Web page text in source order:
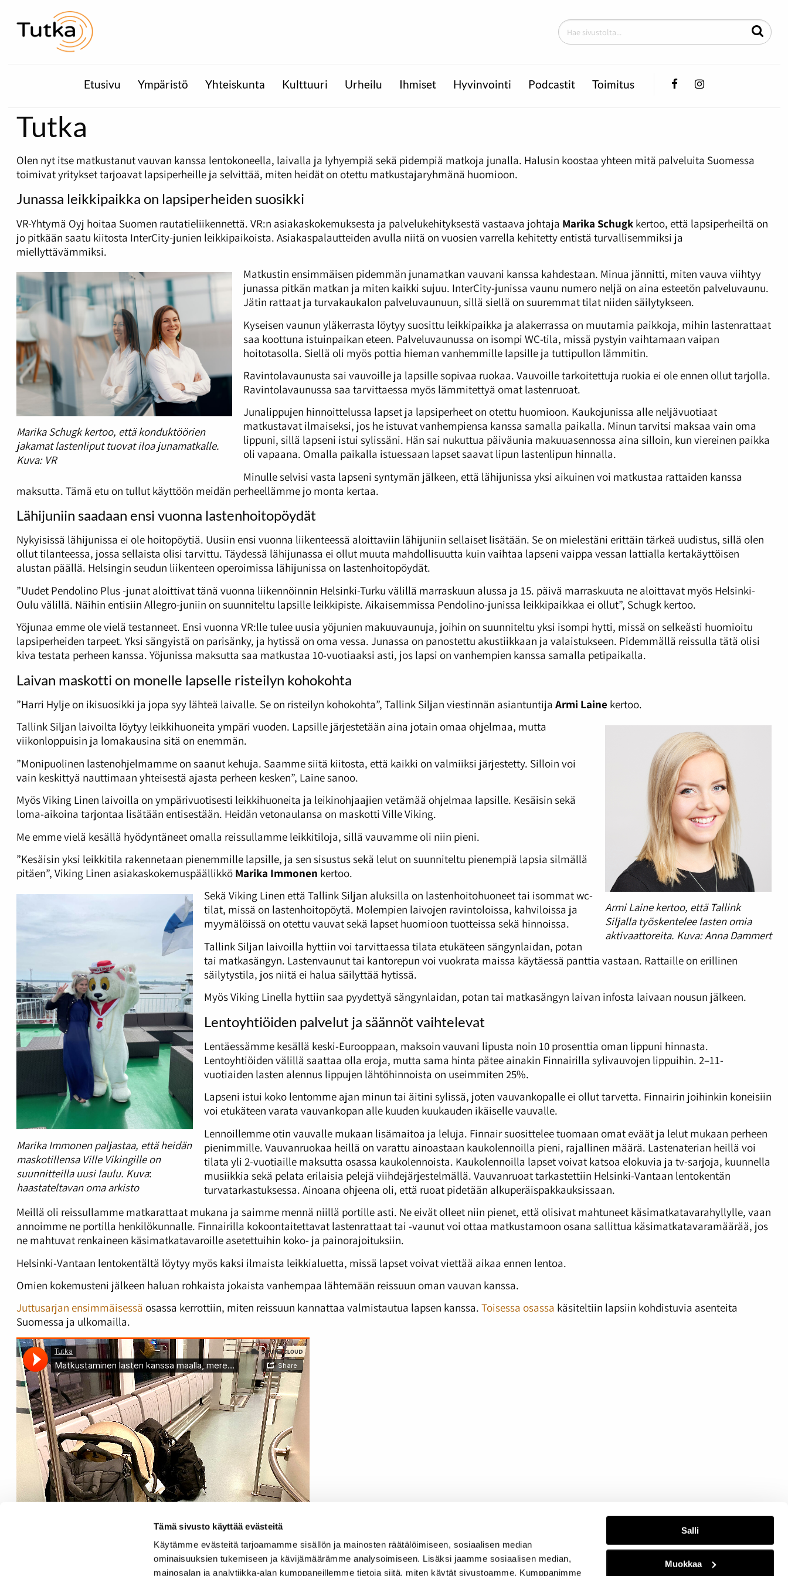
Tämä sivusto käyttää evästeitä
Käytämme evästeitä tarjoamamme sisällön ja mainosten räätälöimiseen, sosiaalisen median
ominaisuuksien tukemiseen ja kävijämäärämme analysoimiseen. Lisäksi jaamme sosiaalisen median,
mainosalan ja analytiikka-alan kumppaneillemme tietoja siitä, miten käytät sivustoamme. Kumppanimme
Salli
Muokkaa
Etusivu Ympäristö Yhteiskunta Kulttuuri Urheilu Ihmiset Hyvinvointi Podcastit Toimitus FacebookInstagram
Tutka
Olen nyt itse matkustanut vauvan kanssa lentokoneella, laivalla ja lyhyempiä sekä pidempiä matkoja junalla. Halusin koostaa yhteen mitä palveluita Suomessa
toimivat yritykset tarjoavat lapsiperheille ja selvittää, miten heidät on otettu matkustajaryhmänä huomioon.
Junassa leikkipaikka on lapsiperheiden suosikki
VR-Yhtymä Oyj hoitaa Suomen rautatieliikennettä. VR:n asiakaskokemuksesta ja palvelukehityksestä vastaava johtaja Marika Schugkkertoo, että lapsiperheiltä on
jo pitkään saatu kiitosta InterCity-junien leikkipaikoista. Asiakaspalautteiden avulla niitä on vuosien varrella kehitetty entistä turvallisemmiksi ja
miellyttävämmiksi.
Marika Schugk kertoo, että konduktöörien
jakamat lastenliput tuovat iloa junamatkalle.
Kuva: VR
Matkustin ensimmäisen pidemmän junamatkan vauvani kanssa kahdestaan. Minua jännitti, miten vauva viihtyy
junassa pitkän matkan ja miten kaikki sujuu. InterCity-junissa vaunu numero neljä on aina esteetön palveluvaunu.
Jätin rattaat ja turvakaukalon palveluvaunuun, sillä siellä on suuremmat tilat niiden säilytykseen.
Kyseisen vaunun yläkerrasta löytyy suosittu leikkipaikka ja alakerrassa on muutamia paikkoja, mihin lastenrattaat
saa koottuna istuinpaikan eteen. Palveluvaunussa on isompi WC-tila, missä pystyin vaihtamaan vaipan
hoitotasolla. Siellä oli myös pottia hieman vanhemmille lapsille ja tuttipullon lämmitin.
Ravintolavaunusta sai vauvoille ja lapsille sopivaa ruokaa. Vauvoille tarkoitettuja ruokia ei ole ennen ollut tarjolla.
Ravintolavaunussa saa tarvittaessa myös lämmitettyä omat lastenruoat.
Junalippujen hinnoittelussa lapset ja lapsiperheet on otettu huomioon. Kaukojunissa alle neljävuotiaat
matkustavat ilmaiseksi, jos he istuvat vanhempiensa kanssa samalla paikalla. Minun tarvitsi maksaa vain oma
lippuni, sillä lapseni istui sylissäni. Hän sai nukuttua päiväunia makuuasennossa aina silloin, kun viereinen paikka
oli vapaana. Omalla paikalla istuessaan lapset saavat lipun lastenlipun hinnalla.
Minulle selvisi vasta lapseni syntymän jälkeen, että lähijunissa yksi aikuinen voi matkustaa rattaiden kanssa
maksutta. Tämä etu on tullut käyttöön meidän perheellämme jo monta kertaa.
Lähijuniin saadaan ensi vuonna lastenhoitopöydät
Nykyisissä lähijunissa ei ole hoitopöytiä. Uusiin ensi vuonna liikenteessä aloittaviin lähijuniin sellaiset lisätään. Se on mielestäni erittäin tärkeä uudistus, sillä olen
ollut tilanteessa, jossa sellaista olisi tarvittu. Täydessä lähijunassa ei ollut muuta mahdollisuutta kuin vaihtaa lapseni vaippa vessan lattialla kertakäyttöisen
alustan päällä. Helsingin seudun liikenteen operoimissa lähijunissa on lastenhoitopöydät.
”Uudet Pendolino Plus -junat aloittivat tänä vuonna liikennöinnin Helsinki-Turku välillä marraskuun alussa ja 15. päivä marraskuuta ne aloittavat myös Helsinki-
Oulu välillä. Näihin entisiin Allegro-juniin on suunniteltu lapsille leikkipiste. Aikaisemmissa Pendolino-junissa leikkipaikkaa ei ollut”, Schugk kertoo.
Yöjunaa emme ole vielä testanneet. Ensi vuonna VR:lle tulee uusia yöjunien makuuvaunuja, joihin on suunniteltu yksi isompi hytti, missä on selkeästi huomioitu
lapsiperheiden tarpeet. Yksi sängyistä on parisänky, ja hytissä on oma vessa. Junassa on panostettu akustiikkaan ja valaistukseen. Pidemmällä reissulla tätä olisi
kiva testata perheen kanssa. Yöjunissa maksutta saa matkustaa 10-vuotiaaksi asti, jos lapsi on vanhempien kanssa samalla petipaikalla.
Laivan maskotti on monelle lapselle risteilyn kohokohta
”Harri Hylje on ikisuosikki ja jopa syy lähteä laivalle. Se on risteilyn kohokohta”, Tallink Siljan viestinnän asiantuntija Armi Laine kertoo.
Armi Laine kertoo, että Tallink
Siljalla työskentelee lasten omia
aktivaattoreita. Kuva: Anna Dammert
Tallink Siljan laivoilta löytyy leikkihuoneita ympäri vuoden. Lapsille järjestetään aina jotain omaa ohjelmaa, mutta
viikonloppuisin ja lomakausina sitä on enemmän.
”Monipuolinen lastenohjelmamme on saanut kehuja. Saamme siitä kiitosta, että kaikki on valmiiksi järjestetty. Silloin voi
vain keskittyä nauttimaan yhteisestä ajasta perheen kesken”, Laine sanoo.
Myös Viking Linen laivoilla on ympärivuotisesti leikkihuoneita ja leikinohjaajien vetämää ohjelmaa lapsille. Kesäisin sekä
loma-aikoina tarjontaa lisätään entisestään. Heidän vetonaulansa on maskotti Ville Viking.
Me emme vielä kesällä hyödyntäneet omalla reissullamme leikkitiloja, sillä vauvamme oli niin pieni.
”Kesäisin yksi leikkitila rakennetaan pienemmille lapsille, ja sen sisustus sekä lelut on suunniteltu pienempiä lapsia silmällä
pitäen”, Viking Linen asiakaskokemuspäällikkö Marika Immonen kertoo.
Marika Immonen paljastaa, että heidän
maskotillensa Ville Vikingille on
suunnitteilla uusi laulu. Kuva:
haastateltavan oma arkisto
Sekä Viking Linen että Tallink Siljan aluksilla on lastenhoitohuoneet tai isommat wc-
tilat, missä on lastenhoitopöytä. Molempien laivojen ravintoloissa, kahviloissa ja
myymälöissä on otettu vauvat sekä lapset huomioon tuotteissa sekä hinnoissa.
Tallink Siljan laivoilla hyttiin voi tarvittaessa tilata etukäteen sängynlaidan, potan
tai matkasängyn. Lastenvaunut tai kantorepun voi vuokrata maissa käytäessä panttia vastaan. Rattaille on erillinen
säilytystila, jos niitä ei halua säilyttää hytissä.
Myös Viking Linella hyttiin saa pyydettyä sängynlaidan, potan tai matkasängyn laivan infosta laivaan nousun jälkeen.
Lentoyhtiöiden palvelut ja säännöt vaihtelevat
Lentäessämme kesällä keski-Eurooppaan, maksoin vauvani lipusta noin 10 prosenttia oman lippuni hinnasta.
Lentoyhtiöiden välillä saattaa olla eroja, mutta sama hinta pätee ainakin Finnairilla sylivauvojen lippuihin. 2–11-
vuotiaiden lasten alennus lippujen lähtöhinnoista on useimmiten 25%.
Lapseni istui koko lentomme ajan minun tai äitini sylissä, joten vauvankopalle ei ollut tarvetta. Finnairin joihinkin koneisiin
voi etukäteen varata vauvankopan alle kuuden kuukauden ikäiselle vauvalle.
Lennoillemme otin vauvalle mukaan lisämaitoa ja leluja. Finnair suosittelee tuomaan omat eväät ja lelut mukaan perheen
pienimmille. Vauvanruokaa heillä on varattu ainoastaan kaukolennoilla pieni, rajallinen määrä. Lastenaterian heillä voi
tilata yli 2-vuotiaille maksutta osassa kaukolennoista. Kaukolennoilla lapset voivat katsoa elokuvia ja tv-sarjoja, kuunnella
musiikkia sekä pelata erilaisia pelejä viihdejärjestelmällä. Vauvanruoat tarkastettiin Helsinki-Vantaan lentokentän
turvatarkastuksessa. Ainoana ohjeena oli, että ruoat pidetään alkuperäispakkauksissaan.
Meillä oli reissullamme matkarattaat mukana ja saimme mennä niillä portille asti. Ne eivät olleet niin pienet, että olisivat mahtuneet käsimatkatavarahyllylle, vaan
annoimme ne portilla henkilökunnalle. Finnairilla kokoontaitettavat lastenrattaat tai -vaunut voi ottaa matkustamoon osana sallittua käsimatkatavaramäärää, jos
ne mahtuvat renkaineen käsimatkatavaroille asetettuihin koko- ja painorajoituksiin.
Helsinki-Vantaan lentokentältä löytyy myös kaksi ilmaista leikkialuetta, missä lapset voivat viettää aikaa ennen lentoa.
Omien kokemusteni jälkeen haluan rohkaista jokaista vanhempaa lähtemään reissuun oman vauvan kanssa.
Juttusarjan ensimmäisessä osassa kerrottiin, miten reissuun kannattaa valmistautua lapsen kanssa. Toisessa osassa käsiteltiin lapsiin kohdistuvia asenteita
Suomessa ja ulkomailla.